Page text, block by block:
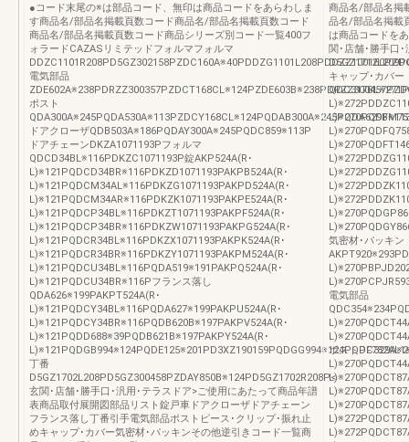
●コード末尾の※は部品コード、無印は商品コードをあらわしま
す商品名/部品名掲載頁数コード商品名/部品名掲載頁数コード
商品名/部品名掲載頁数コード商品シリーズ別コード一覧400フ
ォラードCAZASリミテッドフォルマフォルマ
電気部品
ポスト
ドアクローザQDB503A※186PQDAY300A※245PQDC859※113P
ドアチェーンDKZA1071193Pフォルマ
QDCD34BL※116PDKZC1071193P錠AKP524A(R･
L)※121PQDCD34BR※116PDKZD1071193PAKPB524A(R･
L)※121PQDCM34AL※116PDKZG1071193PAKPD524A(R･
L)※121PQDCM34AR※116PDKZK1071193PAKPE524A(R･
L)※121PQDCP34BL※116PDKZT1071193PAKPF524A(R･
L)※121PQDCP34BR※116PDKZW1071193PAKPG524A(R･
L)※121PQDCR34BL※116PDKZX1071193PAKPK524A(R･
L)※121PQDCR34BR※116PDKZY1071193PAKPM524A(R･
L)※121PQDCU34BL※116PQDA519※191PAKPQ524A(R･
L)※121PQDCU34BR※116Pフランス落し
QDA626※199PAKPT524A(R･
L)※121PQDCY34BL※116PQDA627※199PAKPU524A(R･
L)※121PQDCY34BR※116PQDB620B※197PAKPV524A(R･
L)※121PQDD688※39PQDB621B※197PAKPY524A(R･
丁番
D5GZ1702L208PD5GZ300458PZDAY850B※124PD5GZ1702R208P<
玄関･店舗･勝手口･汎用･テラスドア>ご使用にあたって商品年譜
表商品取付展開図部品リスト錠戸車ドアクローザドアチェーン
フランス落し丁番引手電気部品ポストピース･クリップ･振れ止
めキャップ･カバー気密材･パッキンその他逆引きコード一覧商
商品名/部品名掲
品名/部品名掲載
は商品コードを
関･店舗･勝手口･
キャップ･カバー
気密材･パッキン
電気部品
ポスト